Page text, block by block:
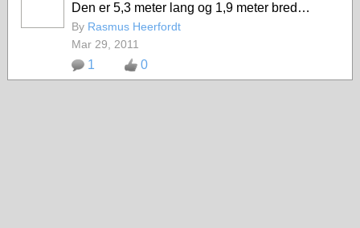
Den er 5,3 meter lang og 1,9 meter bred…
By Rasmus Heerfordt
Mar 29, 2011
1 0